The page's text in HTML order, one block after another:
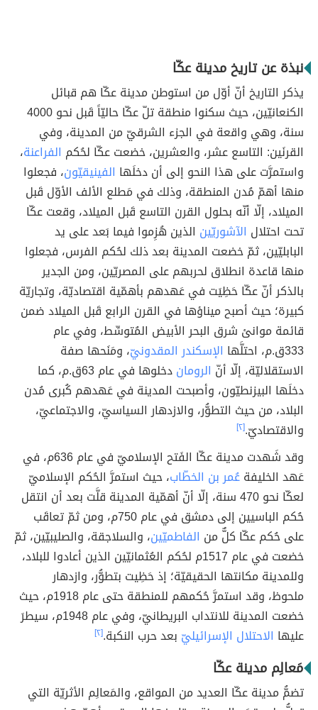
نبذة عن تاريخ مدينة عكّا
يذكر التاريخ أنّ أوّل من استوطن مدينة عكّا هم قبائل
الكنعانيّين، حيث سكنوا منطقة تلّ عكّا حاليّاً قَبل نحو 4000
سنة، وهي واقعة في الجزء الشرقيّ من المدينة، وفي
القرنَين: التاسع عشر، والعشرين، خضعت عكّا لحُكم الفراعنة،
واستمرَّت على هذا النحو إلى أن دخلَها الفينيقيّون، فجعلوا
منها أهمّ مُدن المنطقة، وذلك في مَطلع الألف الأوّل قَبل
الميلاد، إلّا أنّه بحلول القرن التاسع قَبل الميلاد، وقعت عكّا
تحت احتلال الآشوريّين الذين هُزِموا فيما بَعد على يد
البابليّين، ثمّ خضعت المدينة بعد ذلك لحُكم الفرس، فجعلوا
منها قاعدة انطلاق لحربهم على المصريّين، ومن الجدير
بالذكر أنّ عكّا حَظِيَت في عَهدهم بأهمّية اقتصاديّة، وتجاريّة
كبيرة؛ حيث أصبح ميناؤها في القرن الرابع قَبل الميلاد ضمن
قائمة موانئ شرق البحر الأبيض المُتوسِّط، وفي عام
333ق.م، احتلَّها
الإسكندر المقدونيّ، ومَنَحها صفة
الاستقلاليّة، إلّا أنّ الرومان
دخلوها في عام 63ق.م، كما
دخلَها البيزنطيّون، وأصبحت المدينة في عَهدهم كُبرى مُدن
البلاد، من حيث التطوُّر، والازدهار السياسيّ، والاجتماعيّ،
والاقتصاديّ.[٢]
وقد شَهدت مدينة عكّا الفَتح الإسلاميّ في عام 636م، في
عَهد الخليفةعُمر بن الخطّاب، حيث استمرَّ الحُكم الإسلاميّ
لعكّا نحو 470 سنة، إلّا أنّ أهمّية المدينة قلَّت بعد أن انتقل
حُكم الباسيين إلى دمشق في عام 750م، ومن ثمّ تعاقَب
على حُكم عكّا كلٌّ من الفاطميّين، والسلاجقة، والصليبيّين، ثمّ
خضعت في عام 1517م لحُكم العُثمانيّين الذين أعادوا للبلاد،
وللمدينة مكانتها الحقيقيّة؛ إذ حَظِيت بتطوُّر، وازدهار
ملحوظ، وقد استمرَّ حُكمهم للمنطقة حتى عام 1918م، حيث
خضعت المدينة للانتداب البريطانيّ، وفي عام 1948م، سيطرَ
عليها الاحتلال الإسرائيليّ بعد حرب النكبة.[٢]
مَعالِم مدينة عكّا
تضمُّ مدينة عكّا العديد من المواقع، والمَعالِم الأثريّة التي